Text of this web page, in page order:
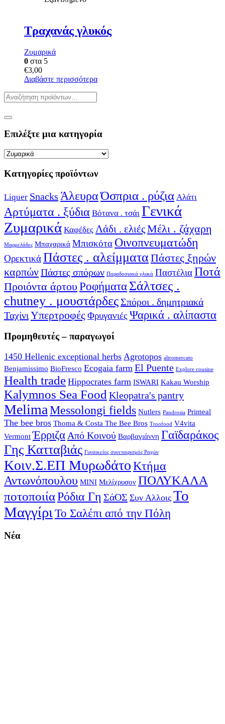
Τραχανάς γλυκός
Ζυμαρικά
0 στα 5
€3,00
Διαβάστε περισσότερα
Επιλέξτε μια κατηγορία
Κατηγορίες προϊόντων
Liquer Snacks ΆλευραΌσπρια . ρύζια Αλάτι
Αρτύματα . ξύδια Βότανα . τσάι Γενικά
Ζυμαρικά Καφέδες Λάδι . ελιέςΜέλι . ζάχαρη
Μαρμελάδες Μπαχαρικά Μπισκότα Οινοπνευματώδη
ΟρεκτικάΠάστες . αλείμματα Πάστες ξηρών
καρπώνΠάστες σπόρων Παραδοσιακά γλυκά ΠαστέλιαΠοτά
Προιόντα άρτου ΡοφήματαΣάλτσες .
chutney . μουστάρδεςΣπόροι . δημητριακά
Ταχίνι Υπερτροφές Φρυγανιές Ψαρικά . αλίπαστα
Προμηθευτές – παραγωγοί
1450 Hellenic exceptional herbs Agrotopos altromercato
Benjamissimo BioFresco Ecogaia farm El Puente Explore cousine
Health trade Hippocrates farm ISWARI Kakau Worship
Kalymnos Sea Food Kleopatra's pantry
MelimaMessolongi fields Nutlers Pandrosia Primeal
The bee bros Thoma & Costa The Bee Bros Troofood V4vita
Vermont Έρριζα Από Κοινού Βαρβαγιάννη Γαϊδαράκος
Γης Κατταβιάς Γυναικείος συνεταιρισμός Ραχών
Κοιν.Σ.ΕΠ ΜυρωδάτοΚτήμα
Αντωνόπουλου ΜΙΝΙ Μελίχρυσον ΠΟΛΥΚΑΛΑ
ποτοποιίαΡόδια Γη ΣάΟΣ Συν Αλλοις Το
ΜαγγίριΤο Σαλέπι από την Πόλη
Νέα